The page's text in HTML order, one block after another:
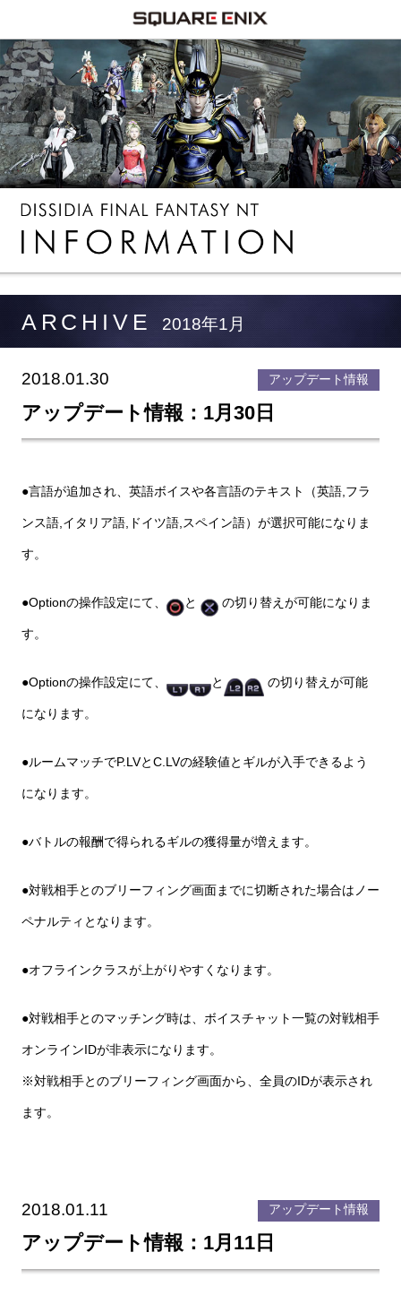
ARCHIVE 2018年1月
2018.01.30 アップデート情報
アップデート情報：1月30日
●言語が追加され、英語ボイスや各言語のテキスト（英語,フラ
ンス語,イタリア語,ドイツ語,スペイン語）が選択可能になりま
す。
●Optionの操作設定にて、 と の切り替えが可能になりま
す。
●Optionの操作設定にて、 と の切り替えが可能
になります。
●ルームマッチでP.LVとC.LVの経験値とギルが入手できるよう
になります。
●バトルの報酬で得られるギルの獲得量が増えます。
●対戦相手とのブリーフィング画面までに切断された場合はノー
ペナルティとなります。
●オフラインクラスが上がりやすくなります。
●対戦相手とのマッチング時は、ボイスチャット一覧の対戦相手
オンラインIDが非表示になります。
※対戦相手とのブリーフィング画面から、全員のIDが表示され
ます。
2018.01.11 アップデート情報
アップデート情報：1月11日